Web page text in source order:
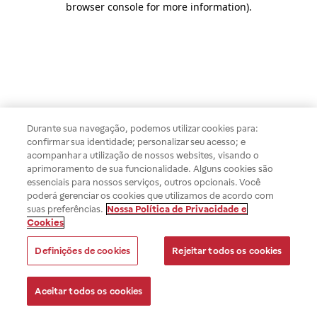
browser console for more information).
Durante sua navegação, podemos utilizar cookies para:
confirmar sua identidade; personalizar seu acesso; e
acompanhar a utilização de nossos websites, visando o
aprimoramento de sua funcionalidade. Alguns cookies são
essenciais para nossos serviços, outros opcionais. Você
poderá gerenciar os cookies que utilizamos de acordo com
suas preferências. Nossa Política de Privacidade e
Cookies
Definições de cookies Rejeitar todos os cookies
Aceitar todos os cookies